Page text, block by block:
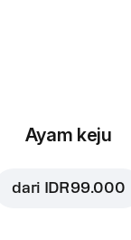
Ayam keju
dari IDR 99.000